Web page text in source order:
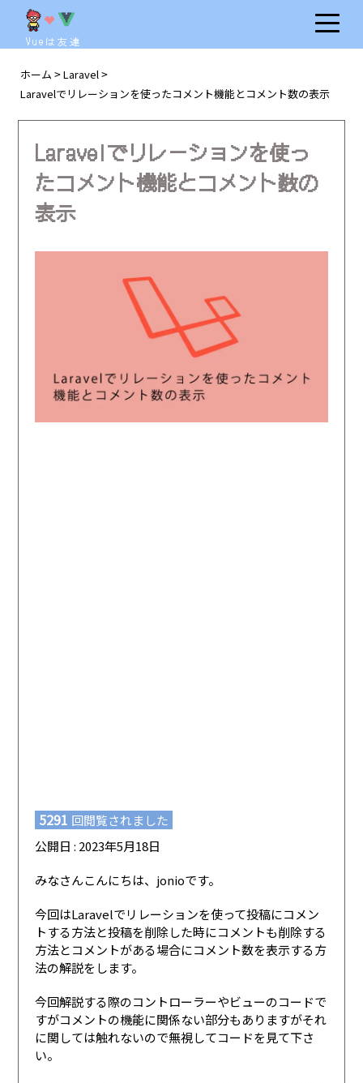
Vueは友達
ホーム > Laravel >
Laravelでリレーションを使ったコメント機能とコメント数の表示
Laravelでリレーションを使っ
たコメント機能とコメント数の
表示
5291 回閲覧されました
公開日 : 2023年5月18日
みなさんこんにちは、jonioです。
今回はLaravelでリレーションを使って投稿にコメン
トする方法と投稿を削除した時にコメントも削除する
方法とコメントがある場合にコメント数を表示する方
法の解説をします。
今回解説する際のコントローラーやビューのコードで
すがコメントの機能に関係ない部分もありますがそれ
に関しては触れないので無視してコードを見て下さ
い。